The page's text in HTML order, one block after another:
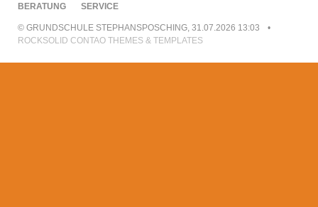
BERATUNG
SERVICE
© GRUNDSCHULE STEPHANSPOSCHING, 31.07.2026 13:03
ROCKSOLID CONTAO THEMES & TEMPLATES